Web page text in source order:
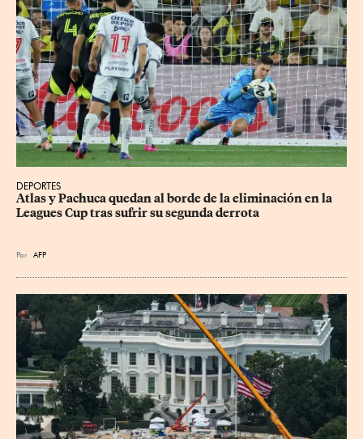
DEPORTES
Atlas y Pachuca quedan al borde de la eliminación en la
Leagues Cup tras sufrir su segunda derrota
Por AFP